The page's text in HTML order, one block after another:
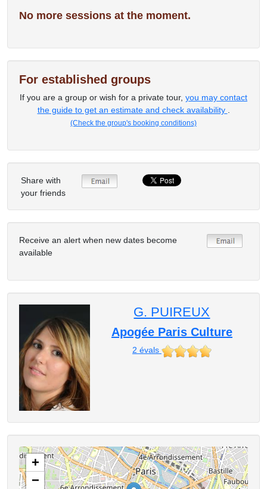
No more sessions at the moment.
For established groups
If you are a group or wish for a private tour, you may contact
the guide to get an estimate and check availability
(Check the group's booking conditions)
Share with
your friends
Receive an alert when new dates become
available
G. PUIREUX
Apogée Paris Culture
2 évals
+
−